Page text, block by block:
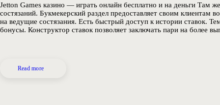
Jetton Games казино — играть онлайн бесплатно и на деньги Там
состязаний. Букмекерский раздел предоставляет своим
на ведущие состязания. Есть быстрый доступ к истории ставок.
бонусы. Конструктор ставок позволяет заключать пари на более
Read more